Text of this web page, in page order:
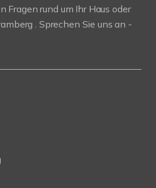
Fragen rund um Ihr Haus oder
. Sprechen Sie uns an -